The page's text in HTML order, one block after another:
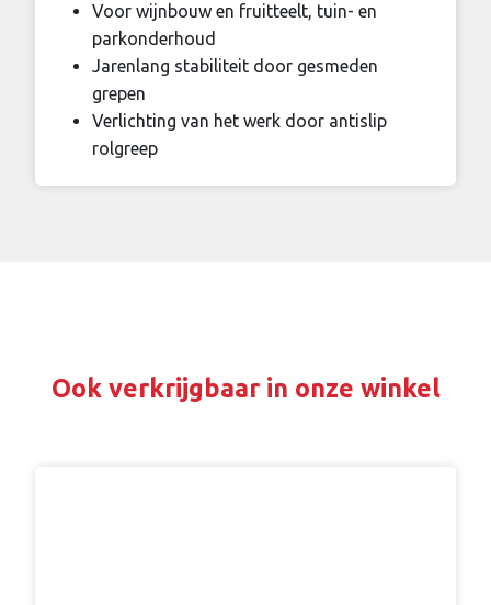
Voor wijnbouw en fruitteelt, tuin- en
parkonderhoud
Jarenlang stabiliteit door gesmeden
grepen
Verlichting van het werk door antislip
rolgreep
Ook verkrijgbaar in onze winkel